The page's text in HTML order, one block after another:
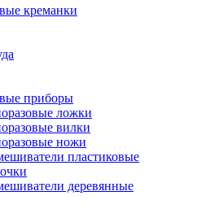
креманки
приборы
ложки
вилки
ножи
пластиковые
деревянные